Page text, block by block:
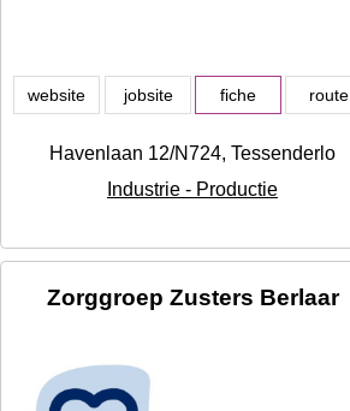
website jobsite fiche route
Havenlaan 12/N724, Tessenderlo
Industrie - Productie
Zorggroep Zusters Berlaar